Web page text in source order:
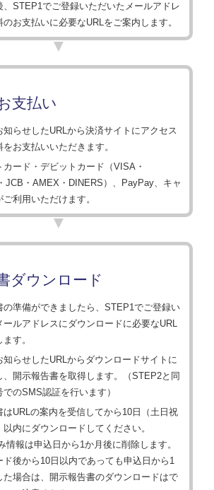
、STEP1でご登録いただいたメールアドレ
のお支払いに必要なURLをご案内します。
支払い
知らせしたURLから決済サイトにアクセス
をお支払いいただきます。
カード・デビットカード（VISA・
JCB・AMEX・DINERS）、PayPay、キャ
ご利用いただけます。
ダウンロード
の準備ができましたら、STEP1でご登録い
ールアドレスにダウンロードに必要なURL
す。
知らせしたURLからダウンロードサイトに
、開示報告書を取得します。（STEP2と同
でのSMS認証を行います）
はURLの案内を受信してから10日（土日祝
以内にダウンロードしてください。
情報は申込日から1か月後に削除します。
ド後から10日以内であっても申込日から1
た場合は、開示報告書のダウンロードはで